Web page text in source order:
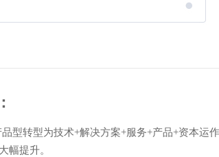
型转型为技术+解决方案+服务+产品+资本运
幅提升。